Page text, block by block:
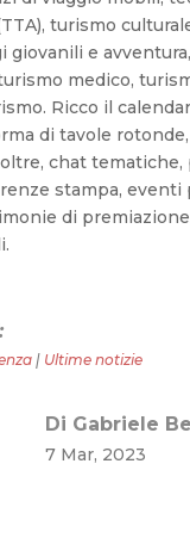
turismo
giovanili e
medico,
Ricco il
di tavole
chat tematiche,
stampa, eventi
di
| Ultime notizie
Di Gabriele
7 Mar, 2023